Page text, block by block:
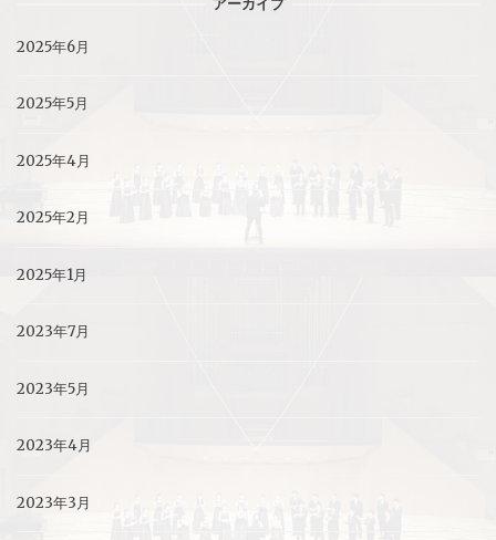
アーカイブ
2025年6月
2025年5月
2025年4月
2025年2月
2025年1月
2023年7月
2023年5月
2023年4月
2023年3月